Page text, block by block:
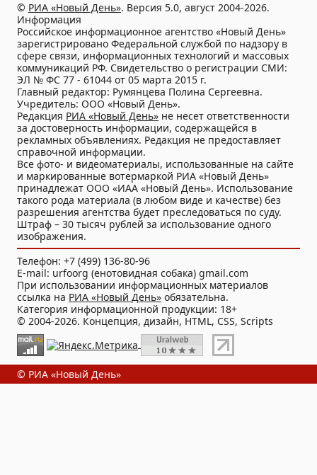
© РИА «Новый День». Версия 5.0, август 2004-2026.
Информация
Российское информационное агентство «Новый День»
зарегистрировано Федеральной службой по надзору в
сфере связи, информационных технологий и массовых
коммуникаций РФ. Свидетельство о регистрации СМИ:
ЭЛ № ФС 77 - 61044 от 05 марта 2015 г.
Главный редактор: Румянцева Полина Сергеевна.
Учредитель: ООО «Новый День».
Редакция РИА «Новый День» не несет ответственности
за достоверность информации, содержащейся в
рекламных объявлениях. Редакция не предоставляет
справочной информации.
Все фото- и видеоматериалы, использованные на сайте
и маркированные вотермаркой РИА «Новый День»
принадлежат ООО «ИАА «Новый День». Использование
такого рода материала (в любом виде и качестве) без
разрешения агентства будет преследоваться по суду.
Штраф – 30 тысяч рублей за использование одного
изображения.
Телефон: +7 (499) 136-80-96
E-mail: urfoorg (енотовидная собака) gmail.com
При использовании информационных материалов
ссылка на РИА «Новый День» обязательна.
Категория информационной продукции: 18+
© 2004-2026. Концепция, дизайн, HTML, CSS, Scripts
© РИА «Новый День»